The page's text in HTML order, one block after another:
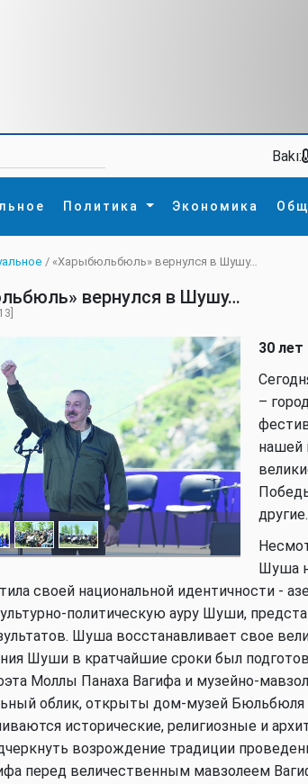
Bakı:
Политика Экономика
МЕДИА
Внешняя политика
Внутренняя политика
Туризм
Диаспора
/ «Харыбюльбюль» вернулся в Шушу…
вернулся в Шушу…
30 лет
–
нашей
другие.
Шуша
своей национальной идентичности -
политическую ауру Шуши,
Шуша восстанавливает свое
Шуши в кратчайшие сроки был
Моллы Панаха Вагифа и музейно-
облик, открыты дом-музей Бюльбюля
исторические, религиозные и
возрождение традиции
перед величественным мавзолеем